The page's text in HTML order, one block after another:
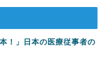
！」日本の医療従事者の